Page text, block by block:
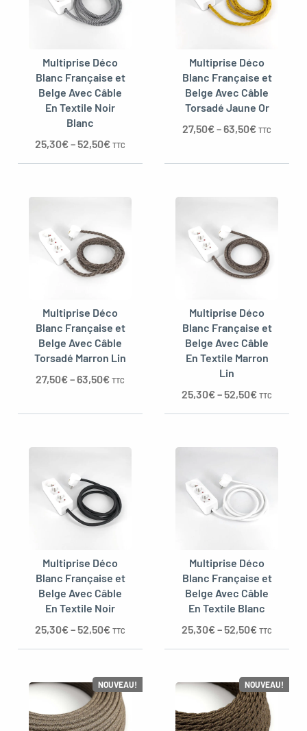
Multiprise Déco
Blanc Française et
Belge Avec Câble
En Textile Noir
Blanc
25,30€–52,50€ TTC
Multiprise Déco
Blanc Française et
Belge Avec Câble
Torsadé Jaune Or
27,50€–63,50€ TTC
Multiprise Déco
Blanc Française et
Belge Avec Câble
Torsadé Marron Lin
27,50€–63,50€ TTC
Multiprise Déco
Blanc Française et
Belge Avec Câble
En Textile Marron
Lin
25,30€–52,50€ TTC
Multiprise Déco
Blanc Française et
Belge Avec Câble
En Textile Noir
25,30€–52,50€ TTC
Multiprise Déco
Blanc Française et
Belge Avec Câble
En Textile Blanc
25,30€–52,50€ TTC
NOUVEAU! NOUVEAU!